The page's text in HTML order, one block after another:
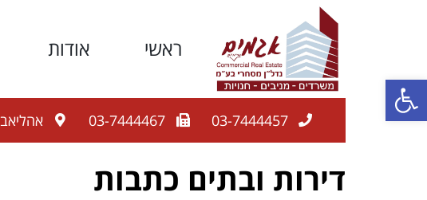
ראשי אודות
03-7444457
03-7444467 אהליאב 10 רמת גן
דירות ובתים כתבות
פתח סרגל נגישות